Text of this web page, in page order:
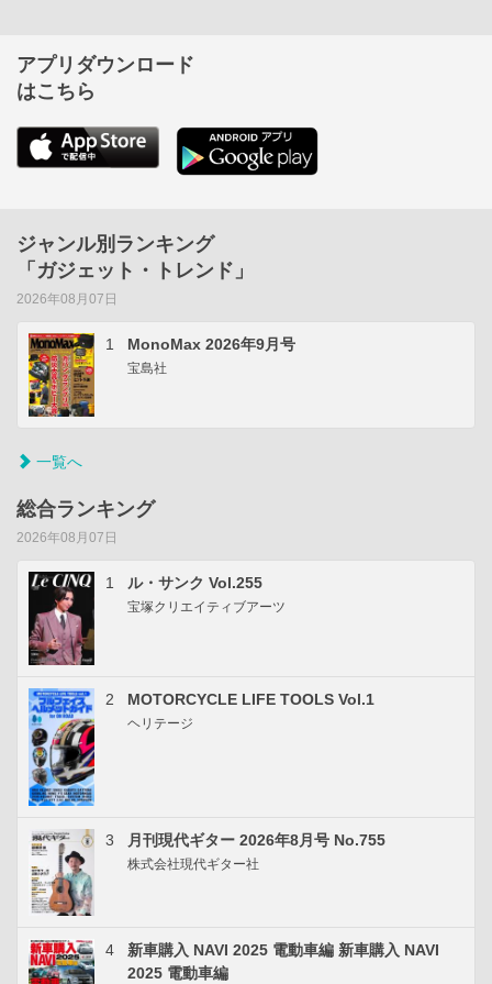
アプリダウンロード
はこちら
ジャンル別ランキング
「ガジェット・トレンド」
2026年08月07日
1 MonoMax 2026年9月号
宝島社
一覧へ
総合ランキング
2026年08月07日
1 ル・サンク Vol.255
宝塚クリエイティブアーツ
2 MOTORCYCLE LIFE TOOLS Vol.1
ヘリテージ
3 月刊現代ギター 2026年8月号 No.755
株式会社現代ギター社
4
新車購入 NAVI 2025 電動車編 新車購入 NAVI
2025 電動車編